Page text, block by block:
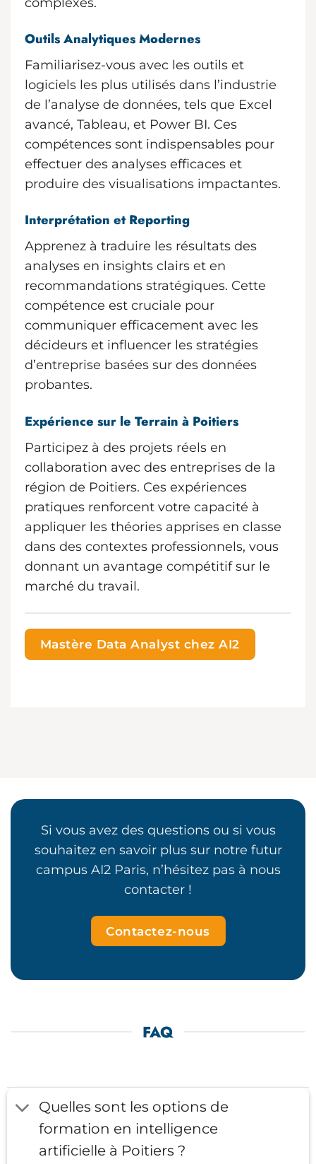
Outils Analytiques Modernes
Familiarisez-vous avec les outils et
logiciels les plus utilisés dans l’industrie
de l’analyse de données, tels que Excel
avancé, Tableau, et Power BI. Ces
compétences sont indispensables pour
effectuer des analyses efficaces et
produire des visualisations impactantes.
Interprétation et Reporting
Apprenez à traduire les résultats des
analyses en insights clairs et en
recommandations stratégiques. Cette
compétence est cruciale pour
communiquer efficacement avec les
décideurs et influencer les stratégies
d’entreprise basées sur des données
probantes.
Expérience sur le Terrain à Poitiers
Participez à des projets réels en
collaboration avec des entreprises de la
région de Poitiers. Ces expériences
pratiques renforcent votre capacité à
appliquer les théories apprises en classe
dans des contextes professionnels, vous
donnant un avantage compétitif sur le
marché du travail.
Mastère Data Analyst chez AI2
Si vous avez des questions ou si vous
souhaitez en savoir plus sur notre futur
campus AI2 Paris, n’hésitez pas à nous
contacter !
Contactez-nous
FAQ
Quelles sont les options de
formation en intelligence
artificielle à Poitiers ?